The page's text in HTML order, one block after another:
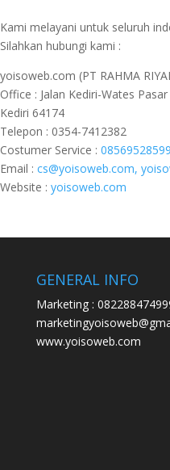
Kami melayani untuk seluruh
Silahkan hubungi kami :
yoisoweb.com (PT RAHMA
Office : Jalan Kediri-Wates
Kediri 64174
Telepon : 0354-7412382
Costumer Service :
Email : cs@yoisoweb.com,
Website : yoisoweb.com
GENERAL INFO
Marketing :
www.yoisoweb.com